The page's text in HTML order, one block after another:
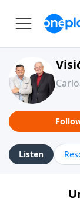
Listen